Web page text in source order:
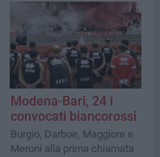
Modena-Bari, 24 i
convocati biancorossi
Burgio, Darboe, Maggiore e
Meroni alla prima chiamata